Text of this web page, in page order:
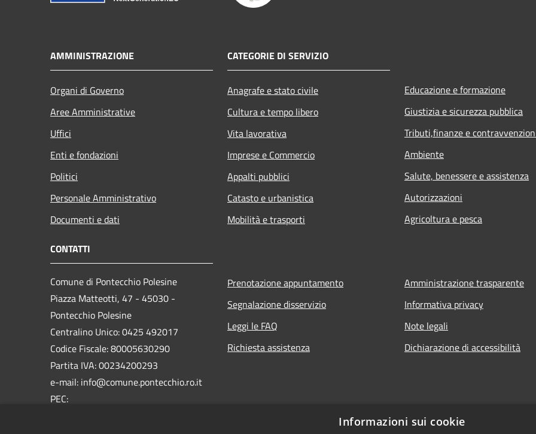
AMMINISTRAZIONE
Organi di Governo
Aree Amministrative
Uffici
Enti e fondazioni
Politici
Personale Amministrativo
Documenti e dati
CATEGORIE DI SERVIZIO
Anagrafe e stato civile
Cultura e tempo libero
Vita lavorativa
Imprese e Commercio
Appalti pubblici
Catasto e urbanistica
Mobilità e trasporti
Educazione e formazione
Giustizia e sicurezza pubblica
Tributi,finanze e
Ambiente
Salute, benessere e assistenza
Autorizzazioni
Agricoltura e pesca
CONTATTI
Comune di Pontecchio Polesine
Piazza Matteotti, 47 - 45030 -
Pontecchio Polesine
Centralino Unico: 0425 492017
Codice Fiscale: 80005630290
Partita IVA: 00234200293
e-mail: info@comune.pontecchio.ro.it
PEC:
Prenotazione appuntamento
Segnalazione disservizio
Leggi le FAQ
Richiesta assistenza
Amministrazione trasparente
Informativa privacy
Note legali
Dichiarazione di accessibilità
Informazioni sui cookie